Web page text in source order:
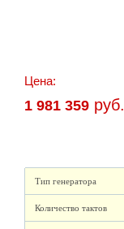
Цена:
1 981 359 руб.
Тип генератора
Количество тактов